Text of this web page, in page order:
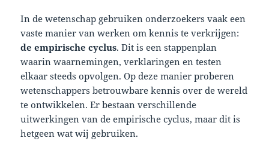
In de wetenschap gebruiken onderzoekers vaak een
vaste manier van werken om kennis te verkrijgen:
de empirische cyclus. Dit is een stappenplan
waarin waarnemingen, verklaringen en testen
elkaar steeds opvolgen. Op deze manier proberen
wetenschappers betrouwbare kennis over de wereld
te ontwikkelen. Er bestaan verschillende
uitwerkingen van de empirische cyclus, maar dit is
hetgeen wat wij gebruiken.